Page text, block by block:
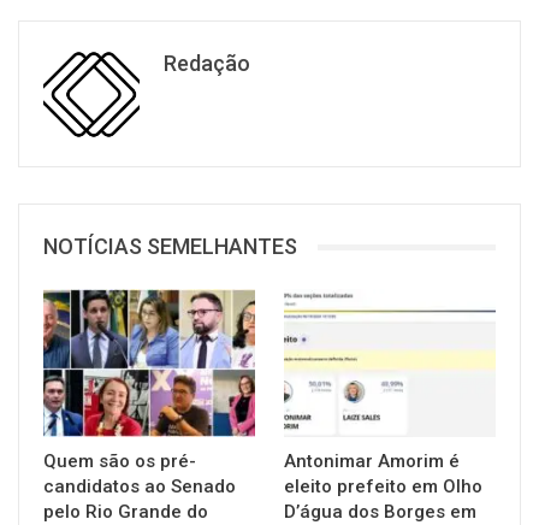
Redação
NOTÍCIAS SEMELHANTES
Quem são os pré-
candidatos ao Senado
pelo Rio Grande do
Antonimar Amorim é
eleito prefeito em Olho
D’água dos Borges em